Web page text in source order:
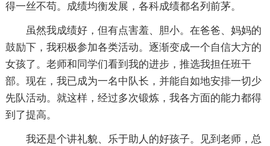
得一丝不苟。成绩均衡发展，各科成绩都名列前茅。
虽然我成绩好，但有点害羞、胆小。在爸爸、妈妈的
鼓励下，我积极参加各类活动。逐渐变成一个自信大方的
女孩了。老师和同学们看到我的进步，推选我担任班干
部。现在，我已成为一名中队长，并能自如地安排一切少
先队活动。就这样，经过多次锻炼，我各方面的能力都得
到了提高。
我还是个讲礼貌、乐于助人的好孩子。见到老师，总